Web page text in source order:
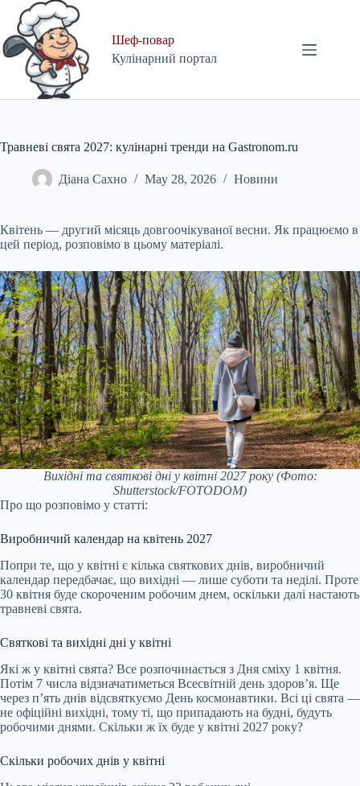
content
Шеф-повар
Кулінарний портал
Травневі свята 2027: кулінарні тренди на Gastronom.ru
Діана Сахно May 28, 2026 Новини
Квітень — другий місяць довгоочікуваної весни. Як працюємо в
цей період, розповімо в цьому матеріалі.
Вихідні та святкові дні у квітні 2027 року(Фото:
Shutterstock/FOTODOM)
Про що розповімо у статті:
Виробничий календар на квітень 2027
Попри те, що у квітні є кілька святкових днів, виробничий
календар передбачає, що вихідні — лише суботи та неділі. Проте
30 квітня буде скороченим робочим днем, оскільки далі настають
травневі свята.
Святкові та вихідні дні у квітні
Які ж у квітні свята? Все розпочинається з Дня сміху 1 квітня.
Потім 7 числа відзначатиметься Всесвітній день здоров’я. Ще
через п’ять днів відсвяткуємо День космонавтики. Всі ці свята —
не офіційні вихідні, тому ті, що припадають на будні, будуть
робочими днями. Скільки ж їх буде у квітні 2027 року?
Скільки робочих днів у квітні